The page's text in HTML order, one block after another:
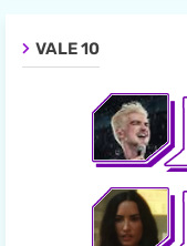
VALE 10